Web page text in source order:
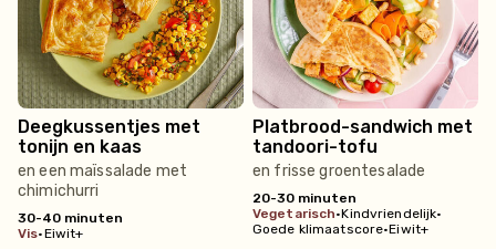
Deegkussentjes met
tonijn en kaas
en een maïssalade met
chimichurri
30-40 minuten
vis•Eiwit+
Platbrood-sandwich met
tandoori-tofu
en frisse groentesalade
20-30 minuten
vegetarisch•Kindvriendelijk•
Goede klimaatscore•Eiwit+